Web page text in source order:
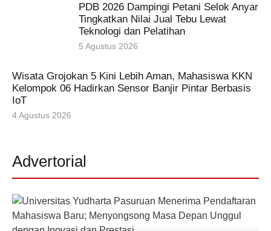
PDB 2026 Dampingi Petani Selok Anyar
Tingkatkan Nilai Jual Tebu Lewat
Teknologi dan Pelatihan
5 Agustus 2026
Wisata Grojokan 5 Kini Lebih Aman, Mahasiswa KKN
Kelompok 06 Hadirkan Sensor Banjir Pintar Berbasis
IoT
4 Agustus 2026
Advertorial